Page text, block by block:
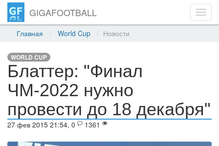
GIGAFOOTBALL
Главная World Cup Новости
WORLD CUP
Блаттер: "Финал
ЧМ-2022 нужно
провести до 18 декабря"
27 фев 2015 21:54, 0 1361